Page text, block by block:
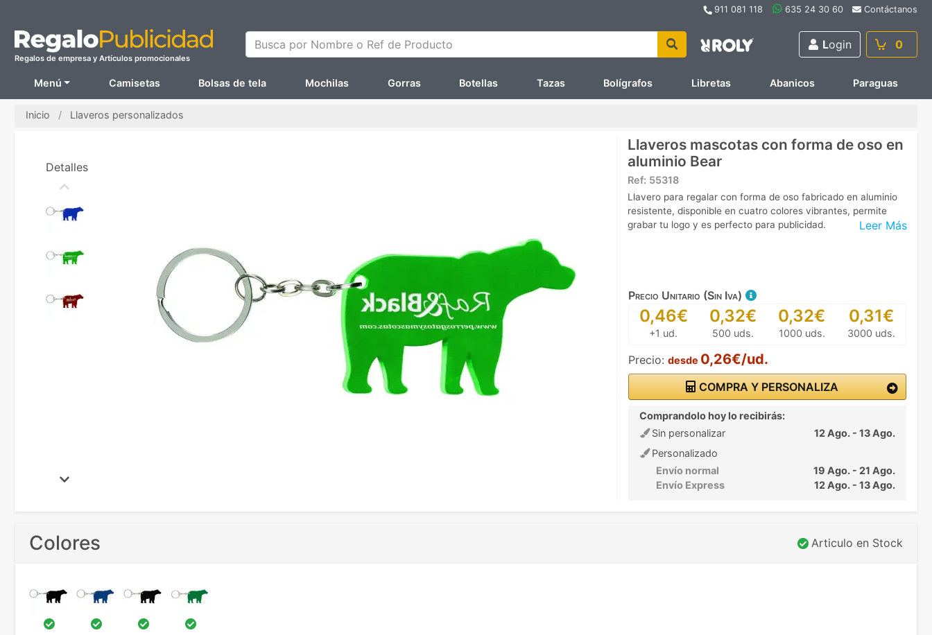
911 081 118 635 24 30 60 Contáctanos
Regalos de empresa y Artículos promocionales
Busca por Nombre o Ref de Producto Login 0
Menú Camisetas Bolsas de tela Mochilas Gorras Botellas Tazas Bolígrafos Libretas Abanicos Paraguas
Inicio Llaveros personalizados
Llaveros mascotas con forma de oso en
aluminio Bear
Ref: 55318
Leer Más
Llavero para regalar con forma de oso fabricado en aluminio
resistente, disponible en cuatro colores vibrantes, permite
grabar tu logo y es perfecto para publicidad.
Precio Unitario (Sin Iva)
0,46€
+1 ud.
0,32€
500 uds.
0,32€
1000 uds.
0,31€
3000 uds.
Precio: desde 0,26€/ud.
COMPRA Y PERSONALIZA
Comprandolo hoy lo recibirás:
Sin personalizar
12 Ago. - 13 Ago.
Personalizado
Envío normal
19 Ago. - 21 Ago.
Envío Express
12 Ago. - 13 Ago.
Detalles
Colores Articulo en Stock